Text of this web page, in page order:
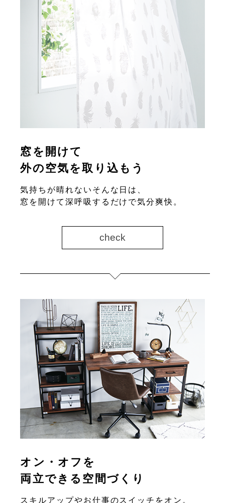
窓を開けて
外の空気を取り込もう
気持ちが晴れないそんな日は、
窓を開けて深呼吸するだけで気分爽快。
check
オン・オフを
両立できる空間づくり
スキルアップやお仕事のスイッチをオン。